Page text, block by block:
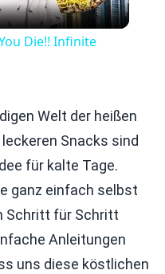
Die!! Infinite
Welt der heißen
Snacks sind
für kalte Tage.
ganz einfach selbst
Schritt für Schritt
Anleitungen
uns diese köstlichen